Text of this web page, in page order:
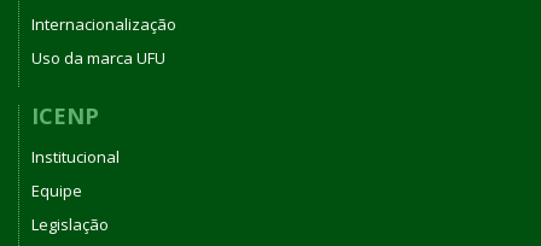
Internacionalização
Uso da marca UFU
ICENP
Institucional
Equipe
Legislação